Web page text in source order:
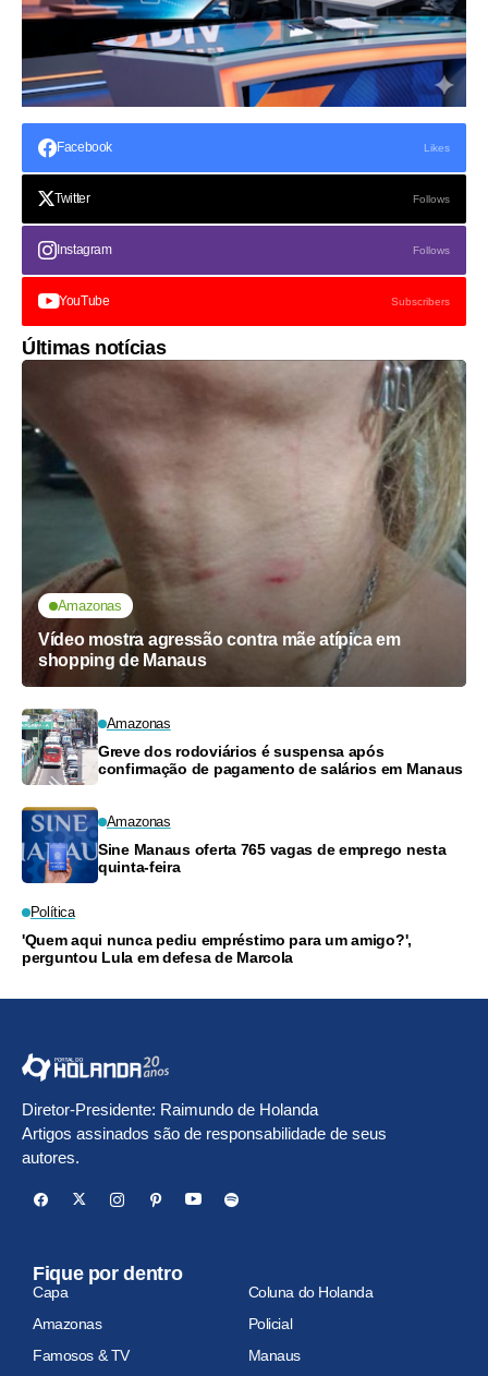
Facebook Likes
Twitter Follows
Instagram Follows
YouTube Subscribers
Últimas notícias
Amazonas
Vídeo mostra agressão contra mãe atípica em
shopping de Manaus
Amazonas
Greve dos rodoviários é suspensa após
confirmação de pagamento de salários em Manaus
Amazonas
Sine Manaus oferta 765 vagas de emprego nesta
quinta-feira
Política
'Quem aqui nunca pediu empréstimo para um amigo?',
perguntou Lula em defesa de Marcola
Diretor-Presidente: Raimundo de Holanda
Artigos assinados são de responsabilidade de seus
autores.
Fique por dentro
Capa
Coluna do Holanda
Amazonas
Policial
Famosos & TV
Manaus